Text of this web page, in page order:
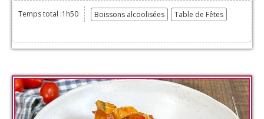
Temps total :1h50 Boissons alcoolisées Table de Fêtes